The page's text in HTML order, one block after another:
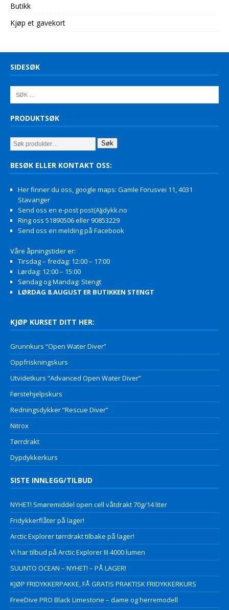
Butikk
Kjøp et gavekort
SIDESØK
PRODUKTSØK
Søk
BESØK ELLER KONTAKT OSS:
Her finner du oss, google maps: Gamle Forusvei 11, 4031
Stavanger
Send oss en e-post post(A)jdykk.no
Ring oss 51890506 eller 90853229
Send oss en melding på Facebook
Våre åpningstider er:
Tirsdag – fredag: 12:00 – 17:00
Lørdag: 12:00 – 15:00
Søndag og Mandag: Stengt
LØRDAG 8.AUGUST ER BUTIKKEN STENGT
KJØP KURSET DITT HER:
Grunnkurs “Open Water Diver”
Oppfriskningskurs
Utvidetkurs “Advanced Open Water Diver”
Førstehjelpskurs
Redningsdykker “Rescue Diver”
Nitrox
Tørrdrakt
Dypdykkerkurs
SISTE INNLEGG/TILBUD
NYHET! Smøremiddel open cell våtdrakt 70g/14 liter
Fridykkerflåter på lager!
Arctic Explorer tørrdrakt tilbake på lager!
Vi har tilbud på Arctic Explorer III 4000 lumen
SUUNTO OCEAN – NYHET! – PÅ LAGER!
KJØP FRIDYKKERPAKKE, FÅ GRATIS PRAKTISK FRIDYKKERKURS
FreeDive PRO Black Limestone – dame og herremodell